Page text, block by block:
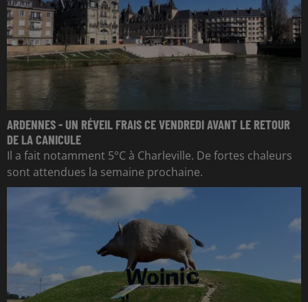
ARDENNES - UN RÉVEIL FRAIS CE VENDREDI AVANT LE RETOUR
DE LA CANICULE
Il a fait notamment 5°C à Charleville. De fortes chaleurs
sont attendues la semaine prochaine.